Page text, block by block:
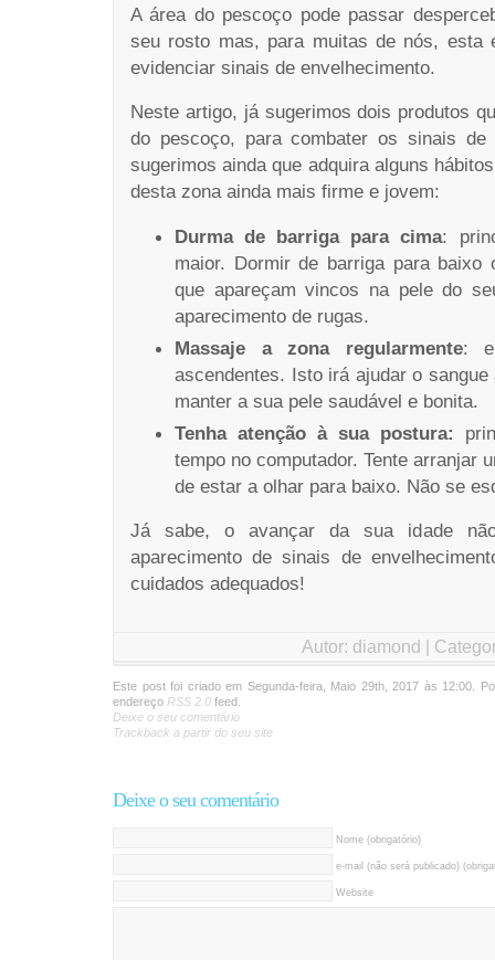
A área do pescoço pode passar
seu rosto mas, para muitas de nós, esta
evidenciar sinais de envelhecimento.
Neste artigo, já sugerimos dois produtos
do pescoço, para combater os sinais de
sugerimos ainda que adquira alguns
desta zona ainda mais firme e jovem:
Durma de barriga para cima:
maior. Dormir de barriga para baixo
que apareçam vincos na pele do
aparecimento de rugas.
Massaje a zona regularmente: e
ascendentes. Isto irá ajudar o
manter a sua pele saudável e bonita.
Tenha atenção à sua postura:
tempo no computador. Tente arranjar
de estar a olhar para baixo. Não se
Já sabe, o avançar da sua idade
aparecimento de sinais de
cuidados adequados!
Autor: diamond |
Este post foi criado em Segunda-feira, Maio 29th, 2017 às 12:00.
endereço RSS 2.0 feed.
Deixe o seu comentário
Trackback a partir do seu site
Deixe o seu comentário
Nome (obrigatório)
e-mail (não será publicado)
Website